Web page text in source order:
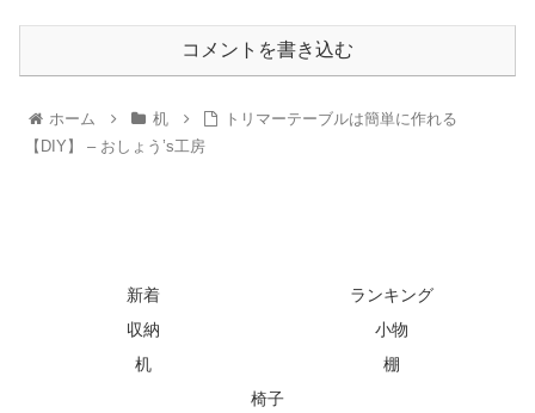
コメントを書き込む
ホーム 机
トリマーテーブルは簡単に作れる
【DIY】 – おしょう’s工房
新着
ランキング
収納
小物
机
棚
椅子